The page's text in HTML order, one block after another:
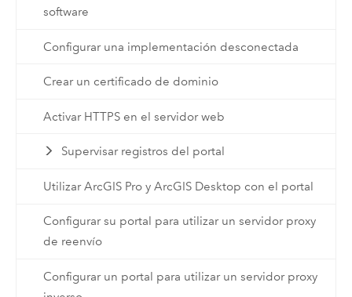
software
Configurar una implementación desconectada
Crear un certificado de dominio
Activar HTTPS en el servidor web
Supervisar registros del portal
Utilizar ArcGIS Pro y ArcGIS Desktop con el portal
Configurar su portal para utilizar un servidor proxy
de reenvío
Configurar un portal para utilizar un servidor proxy